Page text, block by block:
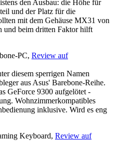
den Ausbau: die Höhe für
und der Platz für die
mit dem Gehäuse MX31 von
und beim dritten Faktor hilft
PC, Review auf
diesem sperrigen Namen
aus Asus' Barebone-Reihe.
GeForce 9300 aufgelötet -
Wohnzimmerkompatibles
inklusive. Wird es eng
Keyboard, Review auf